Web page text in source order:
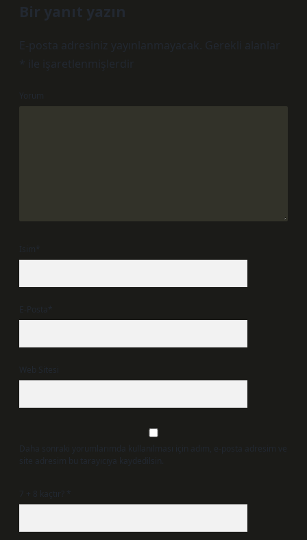
Bir yanıt yazın
E-posta adresiniz yayınlanmayacak. Gerekli alanlar
*
ile işaretlenmişlerdir
Yorum
İsim*
E-Posta*
Web Sitesi
Daha sonraki yorumlarımda kullanılması için adım, e-posta adresim ve
site adresim bu tarayıcıya kaydedilsin.
7 + 8 kaçtır? *